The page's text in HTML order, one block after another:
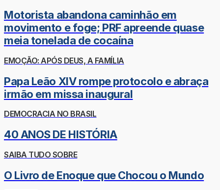
Motorista abandona caminhão em
movimento e foge; PRF apreende quase
meia tonelada de cocaína
EMOÇÃO: APÓS DEUS, A FAMÍLIA
Papa Leão XIV rompe protocolo e abraça
irmão em missa inaugural
DEMOCRACIA NO BRASIL
40 ANOS DE HISTÓRIA
SAIBA TUDO SOBRE
O Livro de Enoque que Chocou o Mundo